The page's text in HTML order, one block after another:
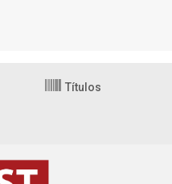
Títulos